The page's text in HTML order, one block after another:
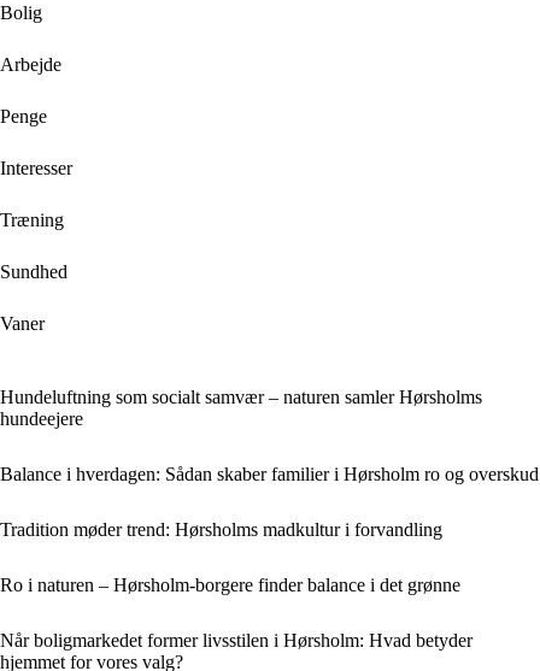
Bolig
Arbejde
Penge
Interesser
Træning
Sundhed
Vaner
Hundeluftning som socialt samvær – naturen samler Hørsholms
hundeejere
Balance i hverdagen: Sådan skaber familier i Hørsholm ro og overskud
Tradition møder trend: Hørsholms madkultur i forvandling
Ro i naturen – Hørsholm-borgere finder balance i det grønne
Når boligmarkedet former livsstilen i Hørsholm: Hvad betyder
hjemmet for vores valg?